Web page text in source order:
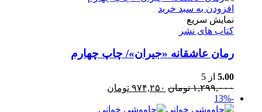
بود.
افزودن به سبد خرید
نمایش سریع
کتاب های نشر
رمان عاشقانه «جیران»/ چاپ چهارم
5.00 از 5
۱,۲۹۹,۰۰۰ تومان قیمت
۱,۲۹۹,۰۰۰ تومان
۹۷۴,۲۵۰ تومان
۹۷۴,۲۵۰ تومان.
-13%